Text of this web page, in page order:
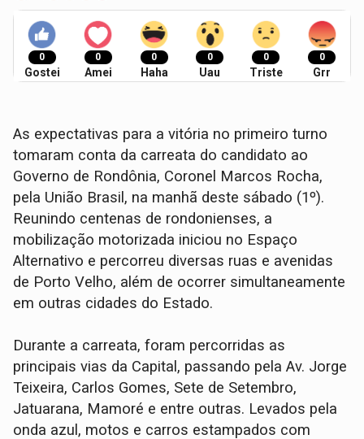
0
Gostei
0
Amei
0
Haha
0
Uau
0
Triste
0
Grr
As expectativas para a vitória no primeiro turno
tomaram conta da carreata do candidato ao
Governo de Rondônia, Coronel Marcos Rocha,
pela União Brasil, na manhã deste sábado (1º).
Reunindo centenas de rondonienses, a
mobilização motorizada iniciou no Espaço
Alternativo e percorreu diversas ruas e avenidas
de Porto Velho, além de ocorrer simultaneamente
em outras cidades do Estado.
Durante a carreata, foram percorridas as
principais vias da Capital, passando pela Av. Jorge
Teixeira, Carlos Gomes, Sete de Setembro,
Jatuarana, Mamoré e entre outras. Levados pela
onda azul, motos e carros estampados com